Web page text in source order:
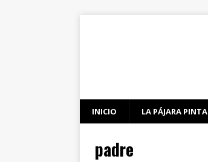
INICIO LA PÁJARA PINTA
padre